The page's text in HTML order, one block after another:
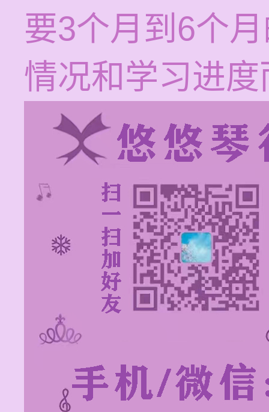
要3个月到6个
情况和学习进